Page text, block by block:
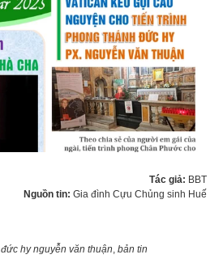
Tác giả: BBT
Nguồn tin: Gia đình Cựu Chủng sinh Huế
đức hy nguyễn văn thuận, bản tin